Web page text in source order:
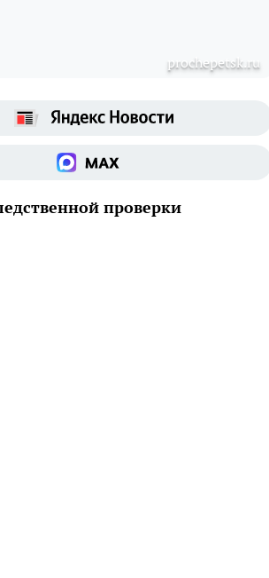
prochepetsk.ru
проверки